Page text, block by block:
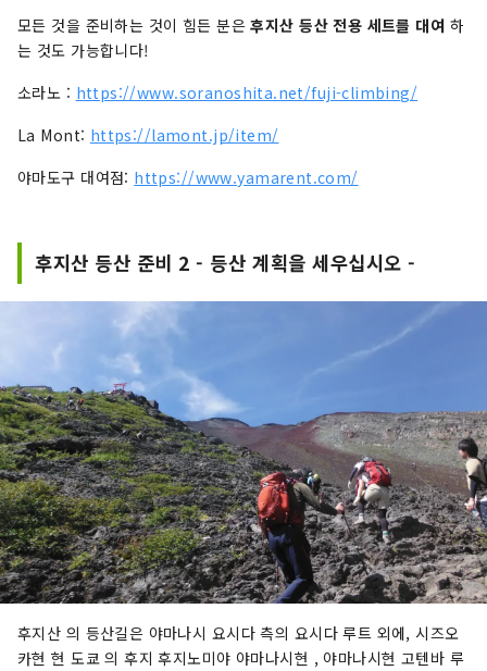
모든 것을 준비하는 것이 힘든 분은후지산 등산 전용 세트를 대여 하
는 것도 가능합니다!
소라노 : https://www.soranoshita.net/fuji-climbing/
La Mont: https://lamont.jp/item/
야마도구 대여점: https://www.yamarent.com/
후지산 등산 준비 2 - 등산 계획을 세우십시오 -
후지산 의 등산길은 야마나시 요시다 측의 요시다 루트 외에, 시즈오
카현 현 도쿄 의 후지 후지노미야 야마나시현 , 야마나시현 고텐바 루